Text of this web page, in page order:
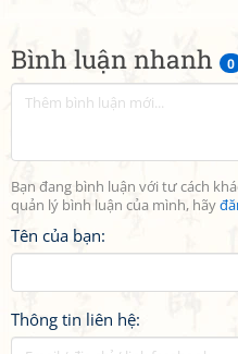
Bình luận nhanh 0
Bạn đang bình luận với tư cách
quản lý bình luận của mình, hãy
Tên của bạn:
Thông tin liên hệ: